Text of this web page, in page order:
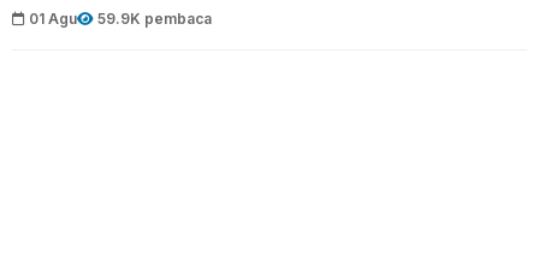
01 Agu 59.9K pembaca